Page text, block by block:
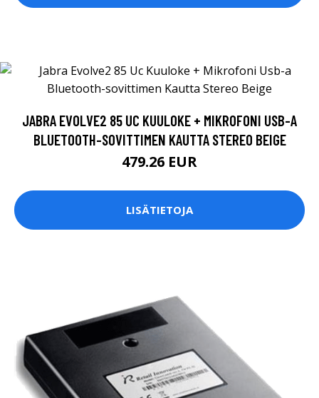
JABRA EVOLVE2 85 UC KUULOKE + MIKROFONI USB-A
BLUETOOTH-SOVITTIMEN KAUTTA STEREO BEIGE
479.26 EUR
LISÄTIETOJA